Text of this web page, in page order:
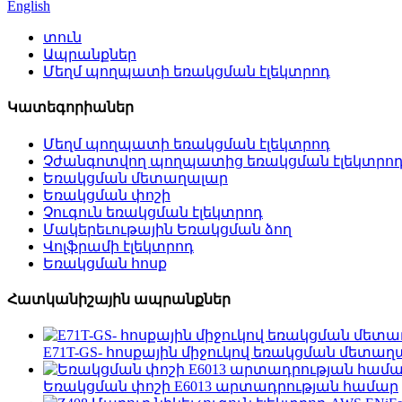
English
տուն
Ապրանքներ
Մեղմ պողպատի եռակցման էլեկտրոդ
Կատեգորիաներ
Մեղմ պողպատի եռակցման էլեկտրոդ
Չժանգոտվող պողպատից եռակցման
Եռակցման մետաղալար
Եռակցման փոշի
Չուգուն եռակցման էլեկտրոդ
Մակերեւութային Եռակցման ձող
Վոլֆրամի էլեկտրոդ
Եռակցման հոսք
Հատկանիշային ապրանքներ
E71T-GS- հոսքային միջուկով եռակցման
Եռակցման փոշի E6013 արտադրության համար